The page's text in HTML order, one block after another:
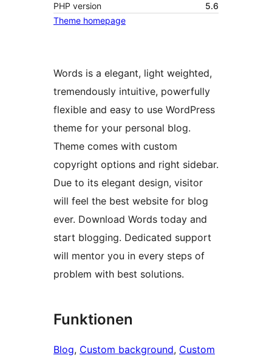
PHP version
5.6
Theme homepage
Words is a elegant, light weighted,
tremendously intuitive, powerfully
flexible and easy to use WordPress
theme for your personal blog.
Theme comes with custom
copyright options and right sidebar.
Due to its elegant design, visitor
will feel the best website for blog
ever. Download Words today and
start blogging. Dedicated support
will mentor you in every steps of
problem with best solutions.
Funktionen
Blog, Custom background, Custom